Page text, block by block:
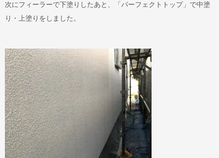
次にフィーラーで下塗りしたあと、「パーフェクトトップ」で中塗
り・上塗りをしました。